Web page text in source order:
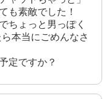
も素敵でした！
ちょっと男っぽく
本当にごめんなさ
定ですか？